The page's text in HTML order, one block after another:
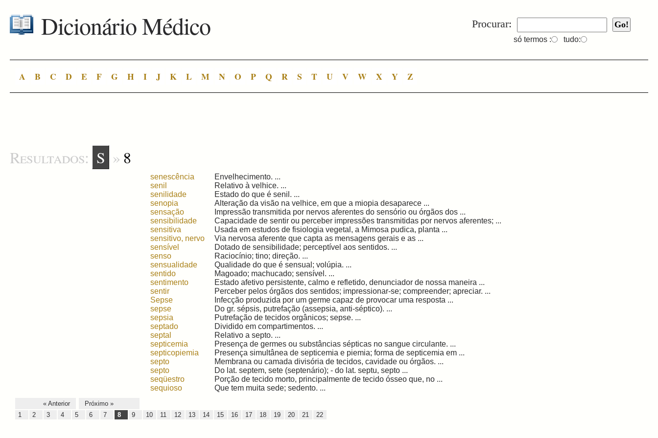
Procurar:
só termos : tudo:
Dicionário Médico
A B C D E F G H I J K L M N O P Q R S T U V W X Y Z
Resultados: S » 8
senescência
Envelhecimento. ...
senil
Relativo à velhice. ...
senilidade
Estado do que é senil. ...
senopia
Alteração da visão na velhice, em que a miopia desaparece ...
sensação
Impressão transmitida por nervos aferentes do sensório ou órgãos dos ...
sensibilidade
Capacidade de sentir ou perceber impressões transmitidas por nervos aferentes; ...
sensitiva
Usada em estudos de fisiologia vegetal, a Mimosa pudica, planta ...
sensitivo, nervo
Via nervosa aferente que capta as mensagens gerais e as ...
sensível
Dotado de sensibilidade; perceptível aos sentidos. ...
senso
Raciocínio; tino; direção. ...
sensualidade
Qualidade do que é sensual; volúpia. ...
sentido
Magoado; machucado; sensível. ...
sentimento
Estado afetivo persistente, calmo e refletido, denunciador de nossa maneira ...
sentir
Perceber pelos órgãos dos sentidos; impressionar-se; compreender; apreciar. ...
Sepse
Infecção produzida por um germe capaz de provocar uma resposta ...
sepse
Do gr. sépsis, putrefação (assepsia, anti-séptico). ...
sepsia
Putrefação de tecidos orgânicos; sepse. ...
septado
Dividido em compartimentos. ...
septal
Relativo a septo. ...
septicemia
Presença de germes ou substâncias sépticas no sangue circulante. ...
septicopiemia
Presença simultânea de septicemia e piemia; forma de septicemia em ...
septo
Membrana ou camada divisória de tecidos, cavidade ou órgãos. ...
septo
Do lat. septem, sete (septenário); - do lat. septu, septo ...
seqüestro
Porção de tecido morto, principalmente de tecido ósseo que, no ...
sequioso
Que tem muita sede; sedento. ...
« Anterior
Próximo »
1
2 3 4 5 6 7 8 9 10 11 12 13 14 15 16 17 18 19 20 21 22